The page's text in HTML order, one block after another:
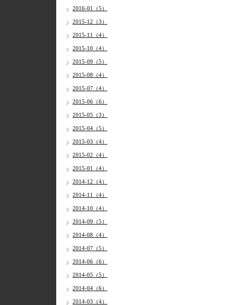
2016-01（5）
2015-12（3）
2015-11（4）
2015-10（4）
2015-09（5）
2015-08（4）
2015-07（4）
2015-06（6）
2015-05（3）
2015-04（5）
2015-03（4）
2015-02（4）
2015-01（4）
2014-12（4）
2014-11（4）
2014-10（4）
2014-09（5）
2014-08（4）
2014-07（5）
2014-06（6）
2014-05（5）
2014-04（6）
2014-03（4）